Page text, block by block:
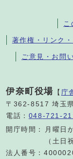
こ
著作権・リンク
ご意見・お問
伊奈町役場 【 庁
〒362-8517 埼玉
電話： 048-721-
開庁時間：
月曜日
（土日
法人番号：